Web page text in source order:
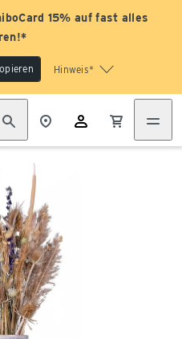
15% auf fast alles
Hinweis*